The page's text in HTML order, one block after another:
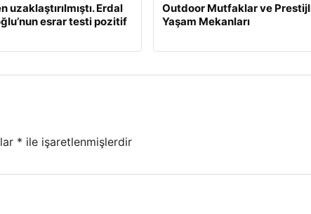
uzaklaştırılmıştı. Erdal
esrar testi pozitif
Outdoor Mutfaklar ve
Yaşam Mekanları
* ile işaretlenmişlerdir